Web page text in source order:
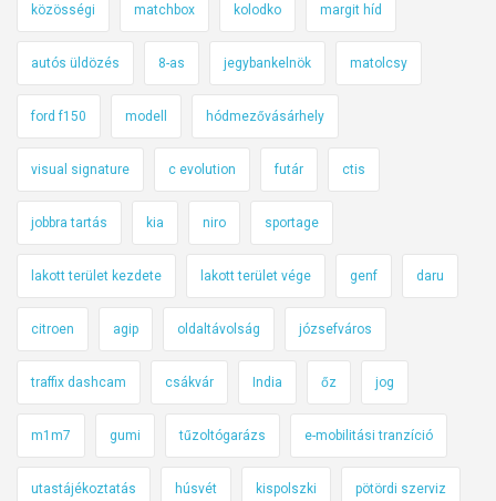
közösségi matchbox kolodko margit híd
autós üldözés 8-as jegybankelnök matolcsy
ford f150 modell hódmezővásárhely
visual signature c evolution futár ctis
jobbra tartás kia niro sportage
lakott terület kezdete lakott terület vége genf daru
citroen agip oldaltávolság józsefváros
traffix dashcam csákvár India őz jog
m1m7 gumi tűzoltógarázs e-mobilitási tranzíció
utastájékoztatás húsvét kispolszki pötördi szerviz